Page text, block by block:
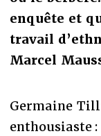
enquête et
travail
Marcel
Germaine
enthousiaste